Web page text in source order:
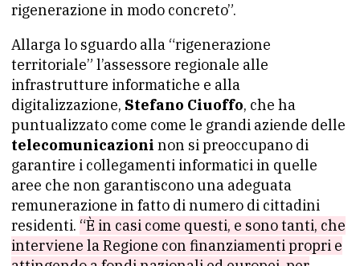
rigenerazione in modo concreto”.
Allarga lo sguardo alla “rigenerazione
territoriale” l’assessore regionale alle
infrastrutture informatiche e alla
digitalizzazione, Stefano Ciuoffo, che ha
puntualizzato come come le grandi aziende delle
telecomunicazioni non si preoccupano di
garantire i collegamenti informatici in quelle
aree che non garantiscono una adeguata
remunerazione in fatto di numero di cittadini
residenti. “È in casi come questi, e sono tanti, che
interviene la Regione con finanziamenti propri e